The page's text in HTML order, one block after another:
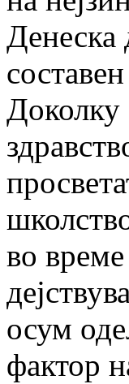
Денеска
Доколку
во
осум
фактор